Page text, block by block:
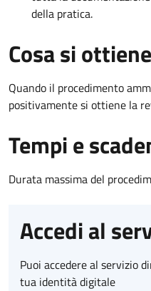
della pratica.
Cosa si ottiene
Quando il procedimento
positivamente si ottiene la
Tempi e
Durata massima del
Accedi al
Puoi accedere al servizio
tua identità digitale